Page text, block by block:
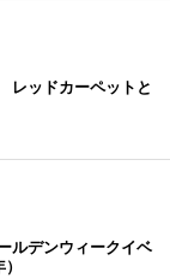
ッドカーペットと
ルデンウィークイベ